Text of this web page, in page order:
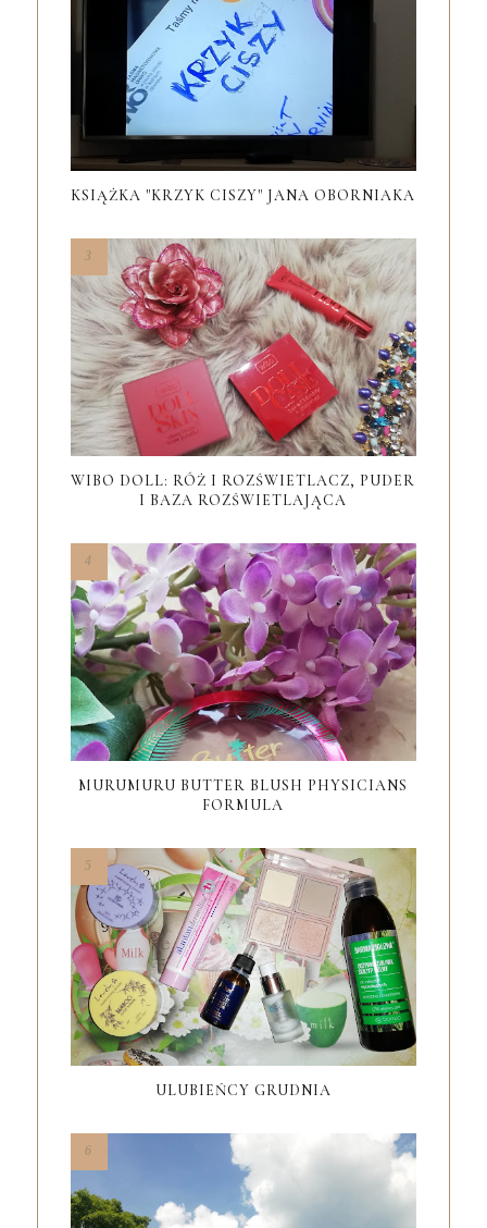
KSIĄŻKA "KRZYK CISZY" JANA OBORNIAKA
WIBO DOLL: RÓŻ I ROZŚWIETLACZ, PUDER
I BAZA ROZŚWIETLAJĄCA
MURUMURU BUTTER BLUSH PHYSICIANS
FORMULA
ULUBIEŃCY GRUDNIA